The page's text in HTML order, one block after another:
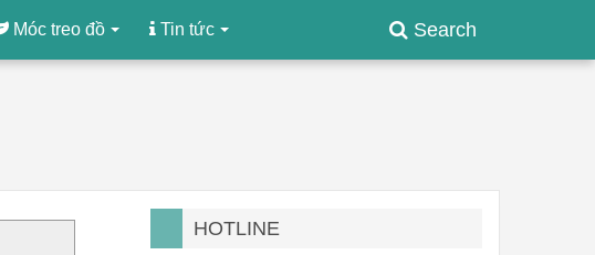
Search
Móc treo đồ Tin tức
HOTLINE